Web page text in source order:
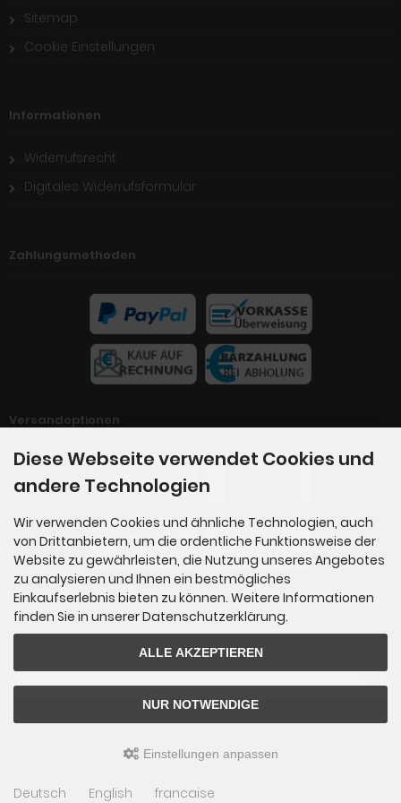
Sitemap
Cookie Einstellungen
Informationen
Widerrufsrecht
Digitales Widerrufsformular
Zahlungsmethoden
Versandoptionen
Newsletter-Anmeldung
2009-2026 by mod ified eCommerce Shopsoftware
Diese Webseite verwendet Cookies und
andere Technologien
Wir verwenden Cookies und ähnliche Technologien, auch
von Drittanbietern, um die ordentliche Funktionsweise der
Website zu gewährleisten, die Nutzung unseres Angebotes
zu analysieren und Ihnen ein bestmögliches
Einkaufserlebnis bieten zu können. Weitere Informationen
finden Sie in unserer Datenschutzerklärung.
ALLE AKZEPTIEREN
NUR NOTWENDIGE
Einstellungen anpassen
Deutsch English francaise